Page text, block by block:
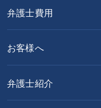
弁護士費用
お客様へ
弁護士紹介